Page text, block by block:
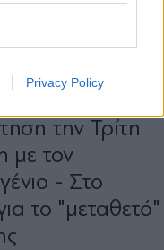
Privacy Policy
την Τρίτη
με τον
- Στο
το "μεταθετό"